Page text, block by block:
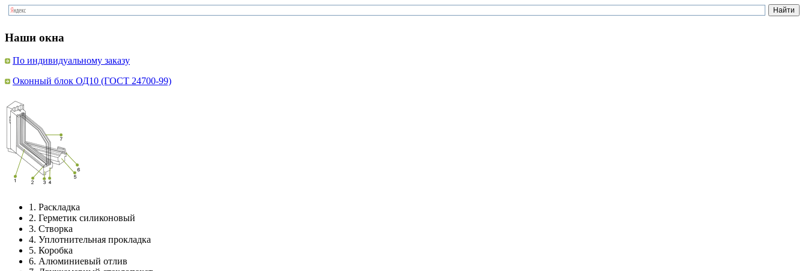
Наши окна
По индивидуальному заказу
Оконный блок ОД10 (ГОСТ 24700-99)
1. Раскладка
2. Герметик силиконовый
3. Створка
4. Уплотнительная прокладка
5. Коробка
6. Алюминиевый отлив